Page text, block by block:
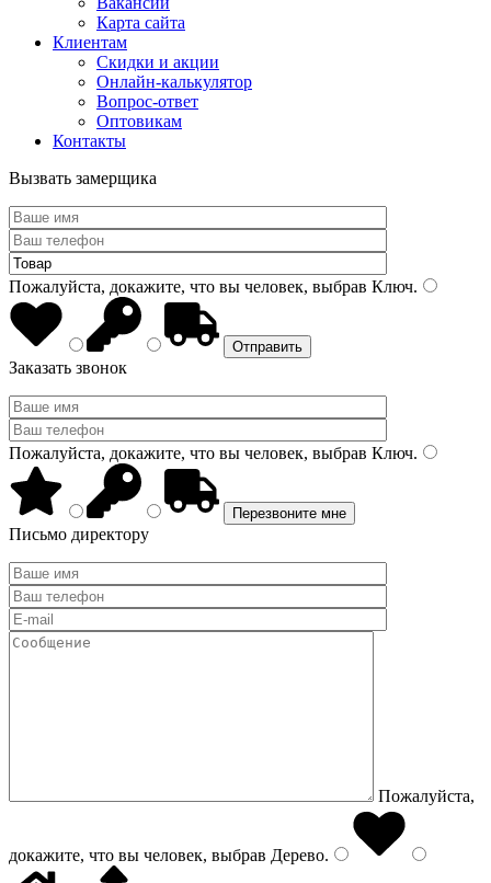
Карта сайта
Клиентам
Скидки и акции
Онлайн-калькулятор
Вопрос-ответ
Оптовикам
Контакты
Вызвать замерщика
Пожалуйста, докажите, что вы человек, выбрав Ключ.
Заказать звонок
Пожалуйста, докажите, что вы человек, выбрав Ключ.
Письмо директору
Пожалуйста,
докажите, что вы человек, выбрав Дерево.